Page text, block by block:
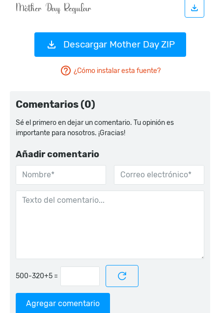
Descargar Mother Day ZIP
¿Cómo instalar esta fuente?
Comentarios (0)
Sé el primero en dejar un comentario. Tu opinión es
importante para nosotros. ¡Gracias!
Añadir comentario
=
Agregar comentario